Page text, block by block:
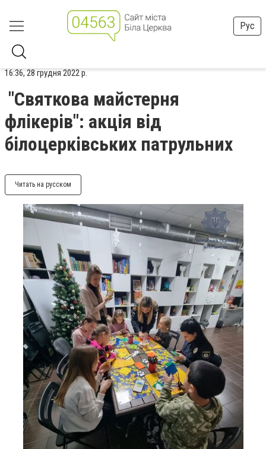
Рус
16:36, 28 грудня 2022 р.
"Святкова майстерня
флікерів": акція від
білоцерківських патрульних
Читать на русском